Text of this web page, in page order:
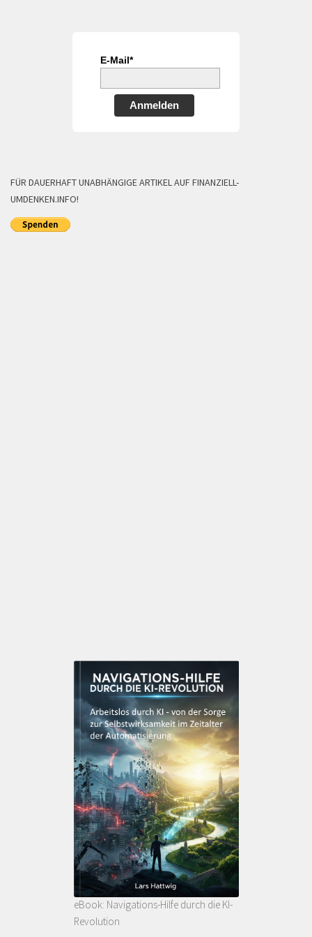
E-Mail*
Anmelden
FÜR DAUERHAFT UNABHÄNGIGE ARTIKEL AUF FINANZIELL-
UMDENKEN.INFO!
eBook: Navigations-Hilfe durch die KI-
Revolution